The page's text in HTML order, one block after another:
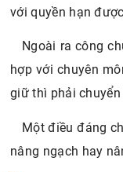
với quyền hạn
Ngoài ra công
hợp với chuyên
giữ thì phải
Một điều đáng
nâng ngạch hay